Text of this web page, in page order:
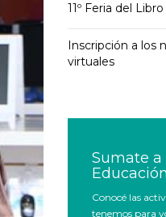
11º Feria del
Inscripción a los
virtuales
Sumate a
Educación
Conocé las
tenemos para